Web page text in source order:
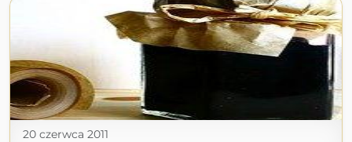
20 czerwca 2011